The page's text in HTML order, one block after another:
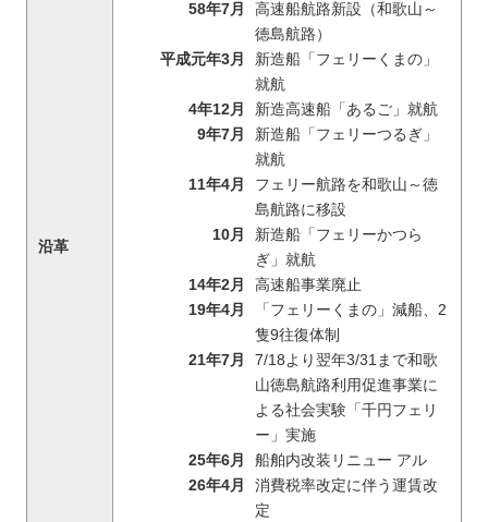
沿革
58年7月
高速船航路新設（和歌山～
徳島航路）
平成元年3月
新造船「フェリーくまの」
就航
4年12月
新造高速船「あるご」就航
9年7月
新造船「フェリーつるぎ」
就航
11年4月
フェリー航路を和歌山～徳
島航路に移設
10月
新造船「フェリーかつら
ぎ」就航
14年2月
高速船事業廃止
19年4月
「フェリーくまの」減船、2
隻9往復体制
21年7月
7/18より翌年3/31まで和歌
山徳島航路利用促進事業に
よる社会実験「千円フェリ
ー」実施
25年6月
船舶内改装リニュー アル
26年4月
消費税率改定に伴う運賃改
定